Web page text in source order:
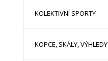
KOLEKTIVNÍ SPORTY
KOPCE, SKÁLY, VÝHLEDY